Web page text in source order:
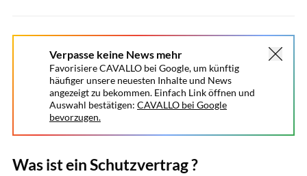
Verpasse keine News mehr
Favorisiere CAVALLO bei Google, um künftig
häufiger unsere neuesten Inhalte und News
angezeigt zu bekommen. Einfach Link öffnen und
Auswahl bestätigen: CAVALLO bei Google
bevorzugen.
Was ist ein Schutzvertrag ?